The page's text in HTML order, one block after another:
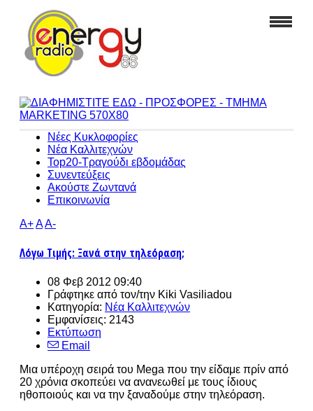
Νέες Κυκλοφορίες
Νέα Καλλιτεχνών
Top20-Τραγούδι εβδομάδας
Συνεντεύξεις
Ακούστε Ζωντανά
Επικοινωνία
A+AA-
Λόγω Τιμής: Ξανά στην τηλεόραση;
08 Φεβ 2012 09:40
Γράφτηκε από τον/την Kiki Vasiliadou
Κατηγορία: Νέα Καλλιτεχνών
Εμφανίσεις: 2143
Εκτύπωση
Email
Μια υπέροχη σειρά του Mega που την είδαμε πρίν από
20 χρόνια σκοπεύει να ανανεωθεί με τους ίδιους
ηθοποιούς και να την ξαναδούμε στην τηλεόραση.